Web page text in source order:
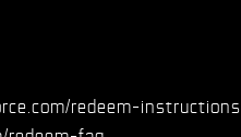
redeem-instructions